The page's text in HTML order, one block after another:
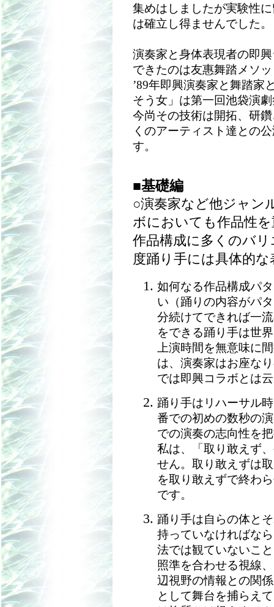
集めはしましたが実験性
は確立し得ませんでした。
演奏家と身体表現者の即
できたのは友惠舞踏メソ
’89年即興演奏家と舞踏家
そう女」は第一回池袋演
今尚その技術は開拓、研
くのアーティスト達との
す。
■基礎編
○演奏家など他ジャン
ボにおいても作品性
作品構成に多くのバ
度踊り手には具体的
如何なる作品構成パ
い（踊りの内容がパ
分続けてできれば一
をできる踊り手は世
上演時間を無意味に
は、演奏家はお座な
では即興コラボとは
踊り手はリハーサル
番での初めの数秒の
での演奏の志向性を
私は、「取り敢えず
せん。取り敢えずは
を取り敢えずで終わ
です。
踊り手は自らの体と
持っていなければな
法では観ていないこ
照準を合わせる視線
辺視野の情報との関
として舞台を捕らえ